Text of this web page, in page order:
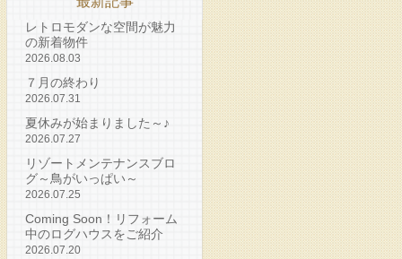
レトロモダンな空間が魅力
の新着物件
2026.08.03
７月の終わり
2026.07.31
夏休みが始まりました～♪
2026.07.27
リゾートメンテナンスブロ
グ～鳥がいっぱい～
2026.07.25
Coming Soon！リフォーム
中のログハウスをご紹介
2026.07.20